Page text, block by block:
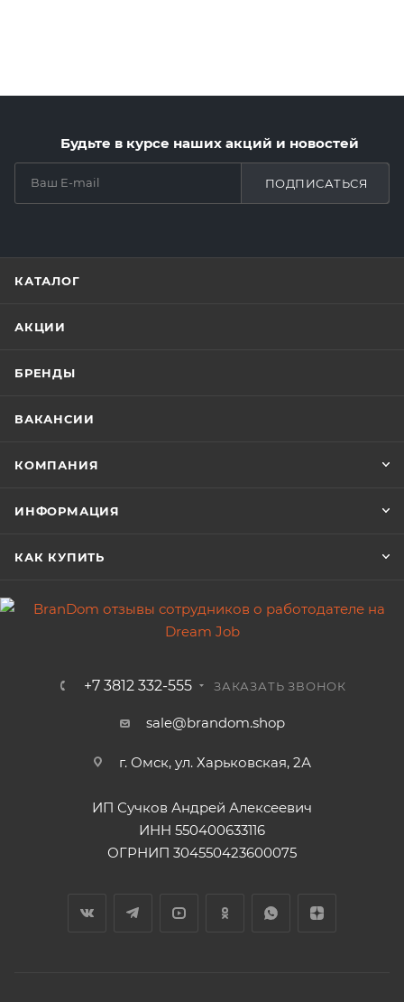
Будьте в курсе наших акций и новостей
ПОДПИСАТЬСЯ
КАТАЛОГ
АКЦИИ
БРЕНДЫ
ВАКАНСИИ
КОМПАНИЯ
ИНФОРМАЦИЯ
КАК КУПИТЬ
+7 3812 332-555 ЗАКАЗАТЬ ЗВОНОК
sale@brandom.shop
г. Омск, ул. Харьковская, 2А
ИП Сучков Андрей Алексеевич
ИНН 550400633116
ОГРНИП 304550423600075